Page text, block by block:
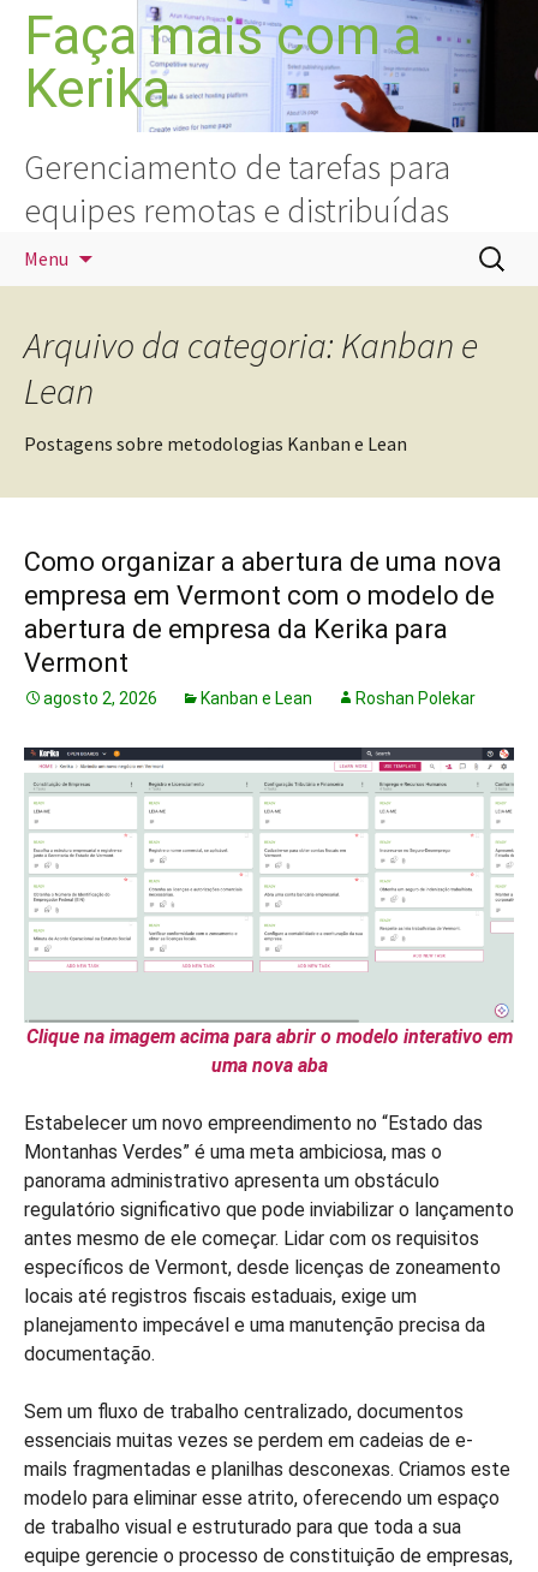
Pular
para
conteúdo
Faça mais com a
Kerika
Gerenciamento de tarefas para
equipes remotas e distribuídas
Menu
por:
Arquivo da categoria: Kanban e
Lean
Postagens sobre metodologias Kanban e Lean
Como organizar a abertura de uma nova
empresa em Vermont com o modelo de
abertura de empresa da Kerika para
Vermont
agosto 2, 2026 Kanban e Lean Roshan Polekar
Clique na imagem acima para abrir o modelo interativo em
uma nova aba
Estabelecer um novo empreendimento no “Estado das
Montanhas Verdes” é uma meta ambiciosa, mas o
panorama administrativo apresenta um obstáculo
regulatório significativo que pode inviabilizar o lançamento
antes mesmo de ele começar. Lidar com os requisitos
específicos de Vermont, desde licenças de zoneamento
locais até registros fiscais estaduais, exige um
planejamento impecável e uma manutenção precisa da
documentação.
Sem um fluxo de trabalho centralizado, documentos
essenciais muitas vezes se perdem em cadeias de e-
mails fragmentadas e planilhas desconexas. Criamos este
modelo para eliminar esse atrito, oferecendo um espaço
de trabalho visual e estruturado para que toda a sua
equipe gerencie o processo de constituição de empresas,